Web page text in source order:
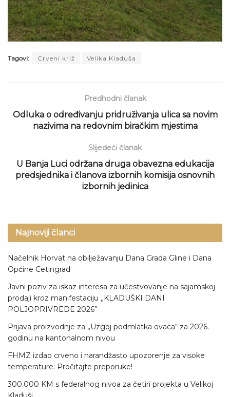
Tagovi: Crveni križ Velika Kladuša
Predhodni članak
Odluka o određivanju pridruživanja ulica sa novim
nazivima na redovnim biračkim mjestima
Slijedeći članak
U Banja Luci održana druga obavezna edukacija
predsjednika i članova izbornih komisija osnovnih
izbornih jedinica
Najnoviji članci
Načelnik Horvat na obilježavanju Dana Grada Gline i Dana
Općine Cetingrad
Javni poziv za iskaz interesa za učestvovanje na sajamskoj
prodaji kroz manifestaciju „KLADUŠKI DANI
POLJOPRIVREDE 2026”
Prijava proizvodnje za „Uzgoj podmlatka ovaca“ za 2026.
godinu na kantonalnom nivou
FHMZ izdao crveno i narandžasto upozorenje za visoke
temperature: Pročitajte preporuke!
300.000 KM s federalnog nivoa za četiri projekta u Velikoj